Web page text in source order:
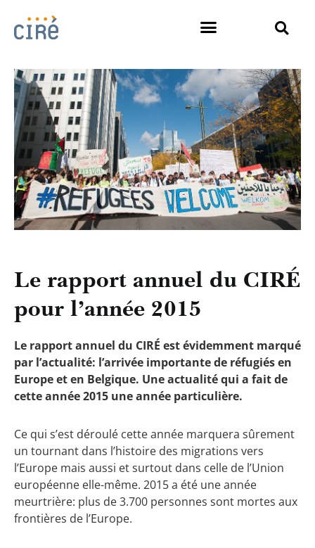
Le rapport annuel du CIRÉ
pour l’année 2015
Le rapport annuel du CIRÉ est évidemment marqué
par l’actualité: l’arrivée importante de réfugiés en
Europe et en Belgique. Une actualité qui a fait de
cette année 2015 une année particulière.
Ce qui s’est déroulé cette année marquera sûrement
un tournant dans l’histoire des migrations vers
l’Europe mais aussi et surtout dans celle de l’Union
européenne elle-même. 2015 a été une année
meurtrière: plus de 3.700 personnes sont mortes aux
frontières de l’Europe.